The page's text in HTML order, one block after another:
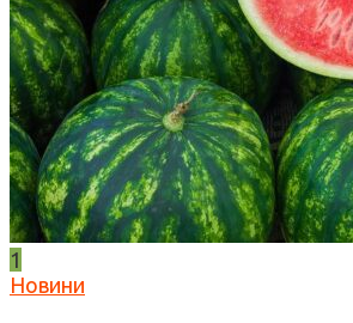
1
Новини